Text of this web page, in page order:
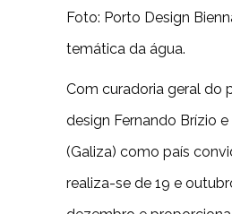
Foto: Porto Design
temática da água.
Com curadoria geral do
design Fernando Brízio e
(Galiza) como país
realiza-se de 19 e